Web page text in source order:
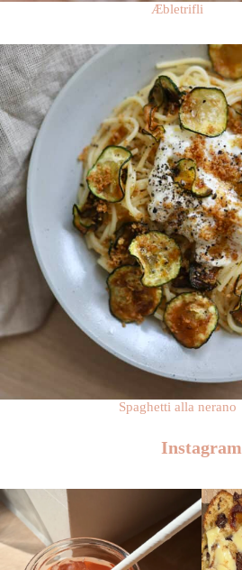
Æbletrifli
Spaghetti alla nerano
Instagram